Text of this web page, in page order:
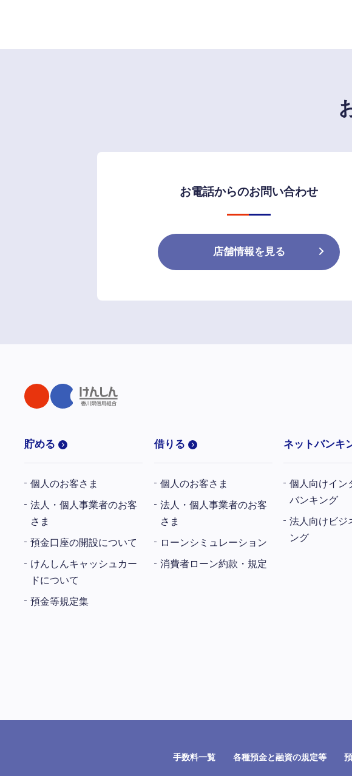
お電話からのお問い合わせ
店舗情報を見る
貯める
個人のお客さま
法人・個人事業者のお客
さま
預金口座の開設について
けんしんキャッシュカー
ドについて
預金等規定集
借りる
個人のお客さま
法人・個人事業者のお客
さま
ローンシミュレーション
消費者ローン約款・規定
ネットバンキ
個人向けイン
バンキング
法人向けビジ
ング
手数料一覧 各種預金と融資の規定等